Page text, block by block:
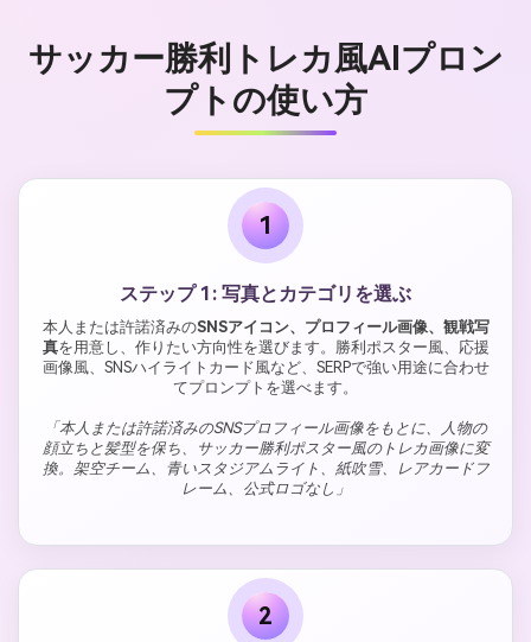
サッカー勝利トレカ風AIプロン
プトの使い方
1
ステップ 1: 写真とカテゴリを選ぶ
本人または許諾済みのSNSアイコン、プロフィール画像、観戦写
真を用意し、作りたい方向性を選びます。勝利ポスター風、応援
画像風、SNSハイライトカード風など、SERPで強い用途に合わせ
てプロンプトを選べます。
「本人または許諾済みのSNSプロフィール画像をもとに、人物の
顔立ちと髪型を保ち、サッカー勝利ポスター風のトレカ画像に変
換。架空チーム、青いスタジアムライト、紙吹雪、レアカードフ
レーム、公式ロゴなし」
2